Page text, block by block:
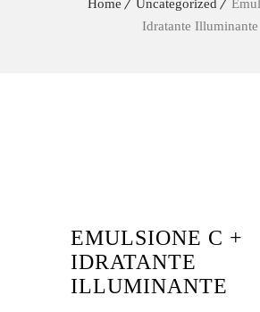
Home Uncategorized
Idratante Illuminante
EMULSIONE C +
IDRATANTE
ILLUMINANTE